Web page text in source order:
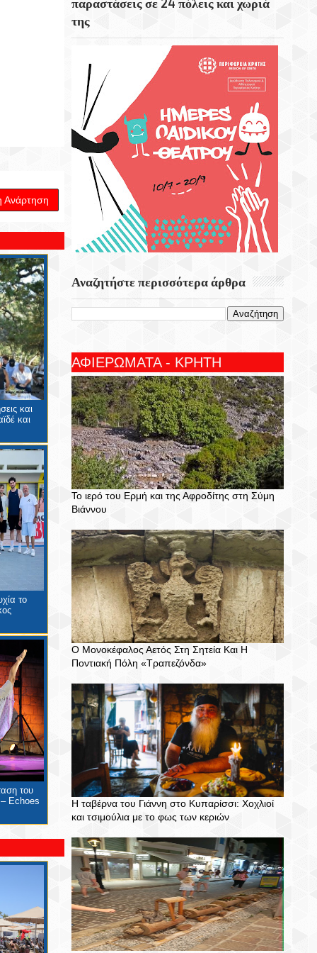
Ανάρτηση
και
και
το
του
Echoes
Εορτή Της Μεταμορφώσεως Του Σωτήρος
Στο Χωριό Απίδια Σητείας - Του Γεωργίου
Αυγουστινάκη
Το Εκκλησάκι Του Τιμίου Σταυρού Στο
Στρούμπουλα
6 Αυγούστου 1999 Φεύγει Απο Την Ζωή Η
Ρίτα Σακελαρίου
παραστάσεις σε 24 πόλεις και χωριά
της
Αναζητήστε περισσότερα άρθρα
ΑΦΙΕΡΩΜΑΤΑ - ΚΡΗΤΗ
Το ιερό του Ερμή και της Αφροδίτης στη Σύμη
Βιάννου
Ο Μονοκέφαλος Αετός Στη Σητεία Και Η
Ποντιακή Πόλη «Τραπεζόνδα»
Η ταβέρνα του Γιάννη στο Κυπαρίσσι: Χοχλιοί
και τσιμούλια με το φως των κεριών